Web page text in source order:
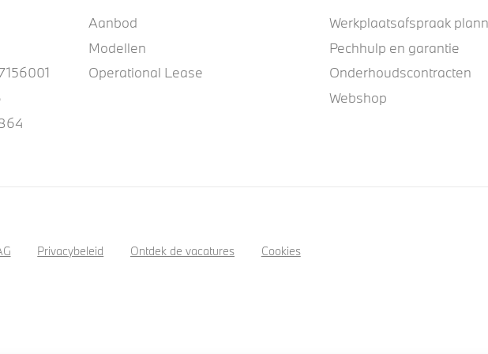
Aanbod
Modellen
Operational Lease
Werkplaatsafspraak
Pechhulp en garantie
Onderhoudscontracten
Webshop
Privacybeleid Ontdek de vacatures Cookies